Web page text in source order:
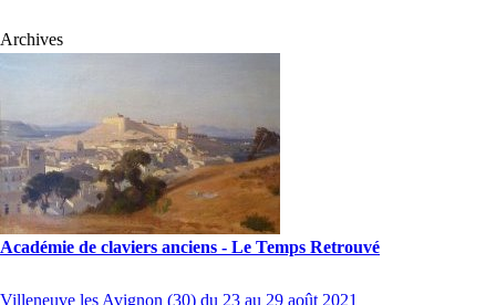
Archives
Académie de claviers anciens - Le Temps Retrouvé
Villeneuve les Avignon (30) du 23 au 29 août 2021